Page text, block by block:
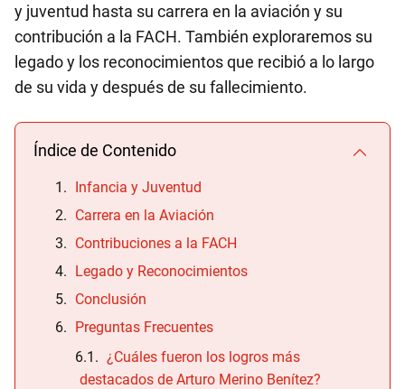
y juventud hasta su carrera en la aviación y su
contribución a la FACH. También exploraremos su
legado y los reconocimientos que recibió a lo largo
de su vida y después de su fallecimiento.
Índice de Contenido
Infancia y Juventud
Carrera en la Aviación
Contribuciones a la FACH
Legado y Reconocimientos
Conclusión
Preguntas Frecuentes
¿Cuáles fueron los logros más
destacados de Arturo Merino Benítez?